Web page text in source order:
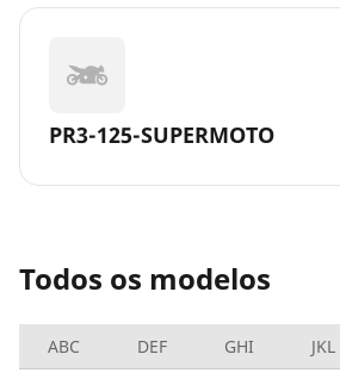
PR3-125-SUPERMOTO
Todos os modelos
ABC DEF GHI JKL